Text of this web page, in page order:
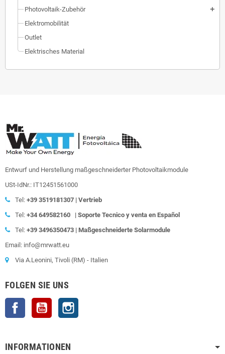
Photovoltaik-Zubehör
add
Elektromobilität
Outlet
Elektrisches Material
Entwurf und Herstellung maßgeschneiderter Photovoltaikmodule
USt-IdNr.: IT12451561000
Tel: +39 3519181307 | Vertrieb
Tel: +34 649582160 | Soporte Tecnico y venta en Español
Tel: +39 3496350473 | Maßgeschneiderte Solarmodule
Email: info@mrwatt.eu
Via A.Leonini, Tivoli (RM) - Italien
FOLGEN SIE UNS
Facebook YouTube
INFORMATIONEN